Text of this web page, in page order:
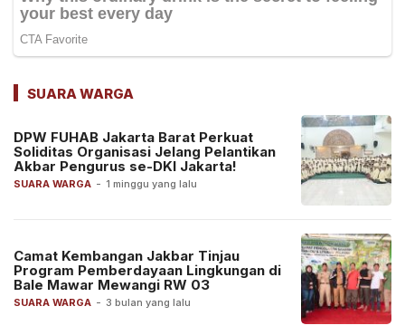
SUARA WARGA
SUARA WARGA - 1 minggu yang lalu
DPW FUHAB Jakarta Barat Perkuat
Soliditas Organisasi Jelang Pelantikan
Akbar Pengurus se-DKI Jakarta!
SUARA WARGA - 3 bulan yang lalu
Camat Kembangan Jakbar Tinjau
Program Pemberdayaan Lingkungan di
Bale Mawar Mewangi RW 03